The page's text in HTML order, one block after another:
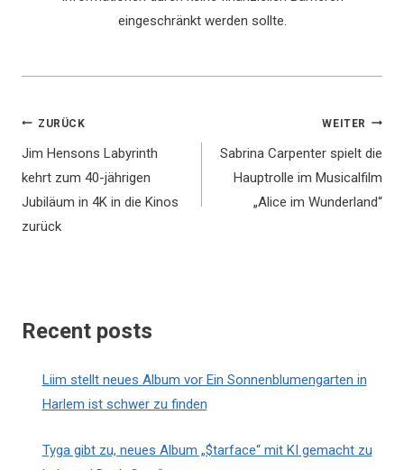
eingeschränkt werden sollte.
Beitragsnavigation
ZURÜCK
Jim Hensons Labyrinth
kehrt zum 40-jährigen
Jubiläum in 4K in die Kinos
zurück
WEITER
Sabrina Carpenter spielt die
Hauptrolle im Musicalfilm
„Alice im Wunderland“
Recent posts
Liim stellt neues Album vor Ein Sonnenblumengarten in
Harlem ist schwer zu finden
Tyga gibt zu, neues Album „$tarface“ mit KI gemacht zu